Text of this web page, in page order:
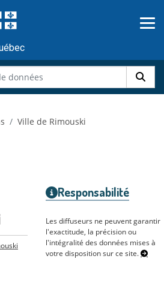
Ville de Rimouski
Responsabilité
Les diffuseurs ne peuvent garantir
l'exactitude, la précision ou
l'intégralité des données mises à
votre disposition sur ce site.